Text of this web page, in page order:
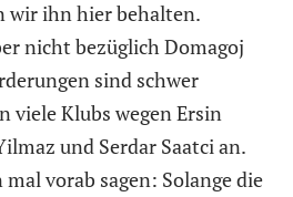
wir ihn hier behalten.
nicht bezüglich Domagoj
sind schwer
viele Klubs wegen Ersin
und Serdar Saatci an.
vorab sagen: Solange die